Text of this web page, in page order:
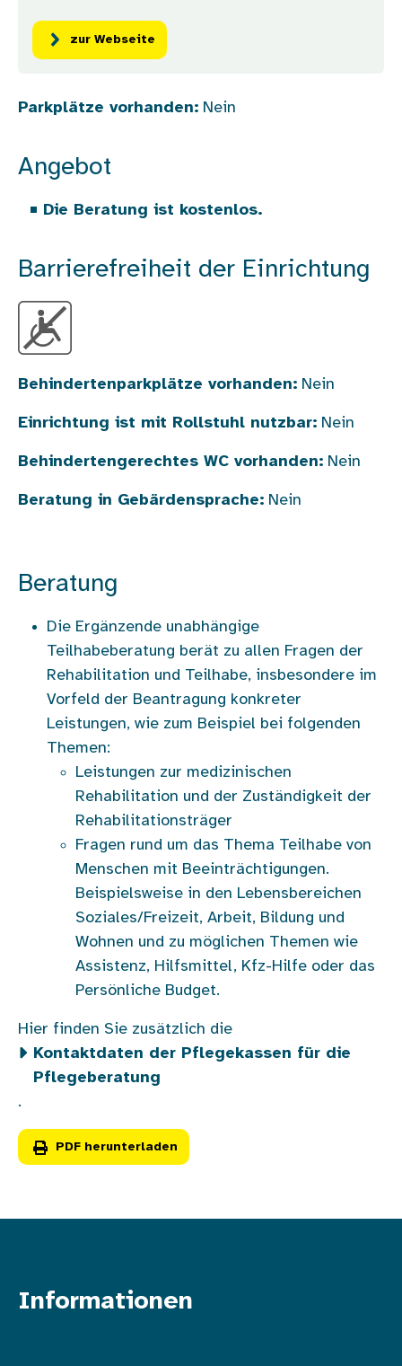
zur Webseite
Parkplätze vorhanden: Nein
Angebot
Die Beratung ist kostenlos.
Barrierefreiheit der Einrichtung
Behindertenparkplätze vorhanden: Nein
Einrichtung ist mit Rollstuhl nutzbar: Nein
Behindertengerechtes WC vorhanden: Nein
Beratung in Gebärdensprache: Nein
Beratung
Die Ergänzende unabhängige
Teilhabeberatung berät zu allen Fragen der
Rehabilitation und Teilhabe, insbesondere im
Vorfeld der Beantragung konkreter
Leistungen, wie zum Beispiel bei folgenden
Themen:
Leistungen zur medizinischen
Rehabilitation und der Zuständigkeit der
Rehabilitationsträger
Fragen rund um das Thema Teilhabe von
Menschen mit Beeinträchtigungen.
Beispielsweise in den Lebensbereichen
Soziales/Freizeit, Arbeit, Bildung und
Wohnen und zu möglichen Themen wie
Assistenz, Hilfsmittel, Kfz-Hilfe oder das
Persönliche Budget.
Hier finden Sie zusätzlich die
Kontaktdaten der Pflegekassen für die
Pflegeberatung
.
PDF herunterladen
Informationen